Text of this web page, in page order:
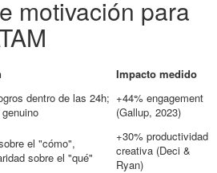
motivación para
Impacto medido
dentro de las 24h; +44% engagement
(Gallup, 2023)
el "cómo",
sobre el "qué"
+30% productividad
creativa (Deci &
Ryan)